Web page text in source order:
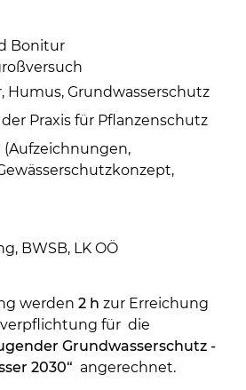
to main content
Bonitur
Humus, Grundwasserschutz
Praxis für Pflanzenschutz
BWSB, LK OÖ
werden 2 h zur Erreichung
für die
Grundwasserschutz -
2030“ angerechnet.